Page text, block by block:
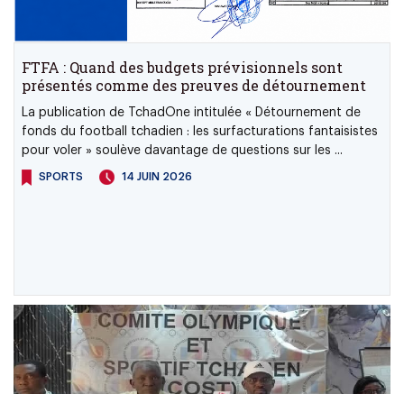
FTFA : Quand des budgets prévisionnels sont
présentés comme des preuves de détournement
La publication de TchadOne intitulée « Détournement de
fonds du football tchadien : les surfacturations fantaisistes
pour voler » soulève davantage de questions sur les ...
SPORTS 14 JUIN 2026